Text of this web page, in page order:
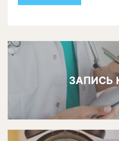
ЗАПИСЬ